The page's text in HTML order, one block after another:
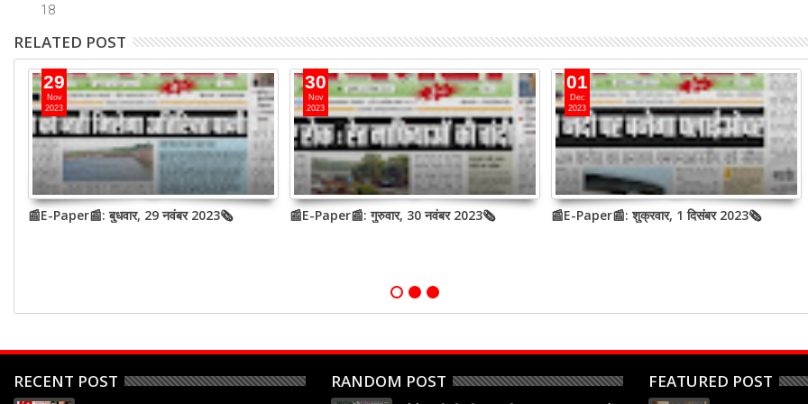
18
RELATED POST
29
Nov
2023
📰E-Paper📰: बुधवार, 29 नवंबर 2023🗞
30
Nov
2023
📰E-Paper📰: गुरुवार, 30 नवंबर 2023🗞
01
Dec
2023
📰E-Paper📰: शुक्रवार, 1 दिसंबर 2023🗞
RECENT POST RANDOM POST FEATURED POST